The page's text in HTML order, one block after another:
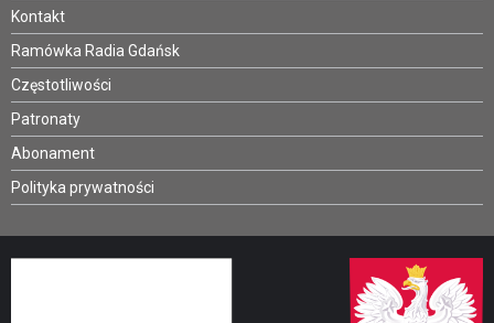
Kontakt
Ramówka Radia Gdańsk
Częstotliwości
Patronaty
Abonament
Polityka prywatności